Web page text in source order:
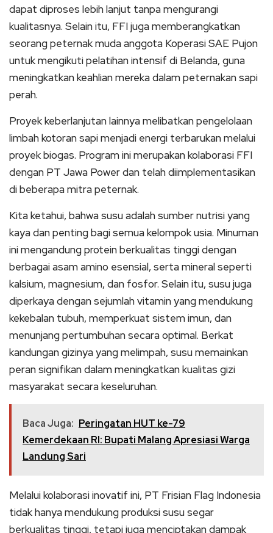
dapat diproses lebih lanjut tanpa mengurangi
kualitasnya. Selain itu, FFI juga memberangkatkan
seorang peternak muda anggota Koperasi SAE Pujon
untuk mengikuti pelatihan intensif di Belanda, guna
meningkatkan keahlian mereka dalam peternakan sapi
perah.
Proyek keberlanjutan lainnya melibatkan pengelolaan
limbah kotoran sapi menjadi energi terbarukan melalui
proyek biogas. Program ini merupakan kolaborasi FFI
dengan PT Jawa Power dan telah diimplementasikan
di beberapa mitra peternak.
Kita ketahui, bahwa susu adalah sumber nutrisi yang
kaya dan penting bagi semua kelompok usia. Minuman
ini mengandung protein berkualitas tinggi dengan
berbagai asam amino esensial, serta mineral seperti
kalsium, magnesium, dan fosfor. Selain itu, susu juga
diperkaya dengan sejumlah vitamin yang mendukung
kekebalan tubuh, memperkuat sistem imun, dan
menunjang pertumbuhan secara optimal. Berkat
kandungan gizinya yang melimpah, susu memainkan
peran signifikan dalam meningkatkan kualitas gizi
masyarakat secara keseluruhan.
Baca Juga: Peringatan HUT ke-79
Kemerdekaan RI: Bupati Malang Apresiasi Warga
Landung Sari
Melalui kolaborasi inovatif ini, PT Frisian Flag Indonesia
tidak hanya mendukung produksi susu segar
berkualitas tinggi, tetapi juga menciptakan dampak